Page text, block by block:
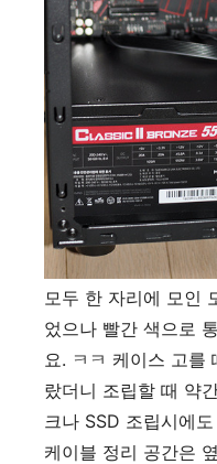
모두 한 자리에 모인
었으나 빨간 색으로
요. ㅋㅋ 케이스 고를
랐더니 조립할 때 약
크나 SSD 조립시에
케이블 정리 공간은